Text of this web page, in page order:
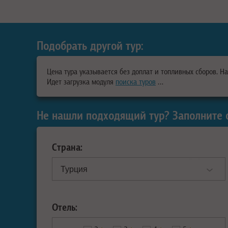
Подобрать другой тур:
Цена тура указывается без доплат и топливных сборов.
Идет загрузка модуля поиска туров …
Не нашли подходящий тур?
Страна:
Отель: